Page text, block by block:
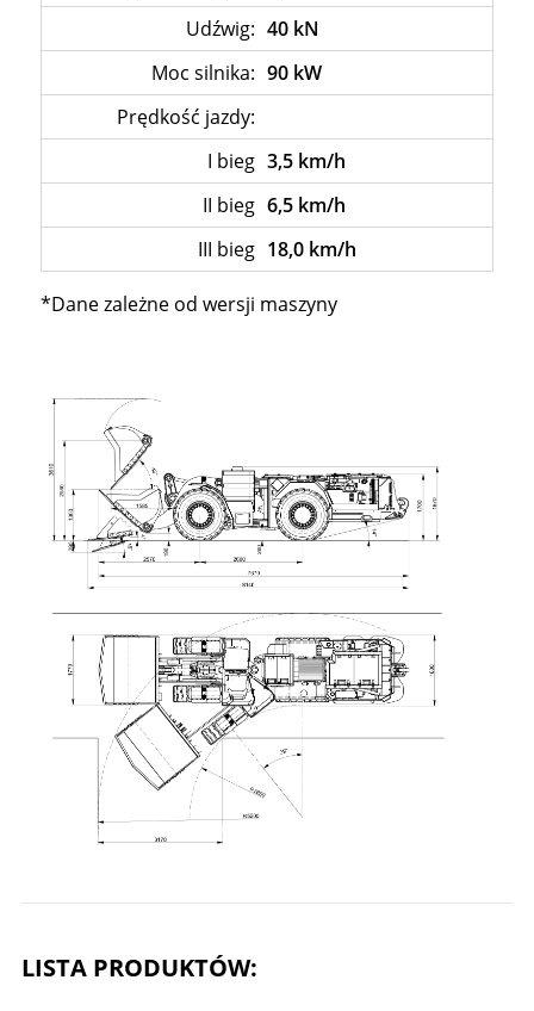
LISTA PRODUKTÓW:
Udźwig: 40 kN
Moc silnika: 90 kW
Prędkość jazdy:
I bieg 3,5 km/h
II bieg 6,5 km/h
III bieg 18,0 km/h
*Dane zależne od wersji maszyny